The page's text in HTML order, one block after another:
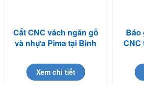
Cắt CNC vách ngăn gỗ
và nhựa Pima tại Bình
Xem chi tiết
Báo
CNC